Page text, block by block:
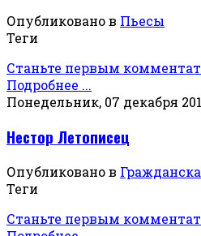
Опубликовано в Пьесы
Теги
Станьте первым
Подробнее ...
Понедельник, 07 декабря
Нестор Летописец
Опубликовано в
Теги
Станьте первым